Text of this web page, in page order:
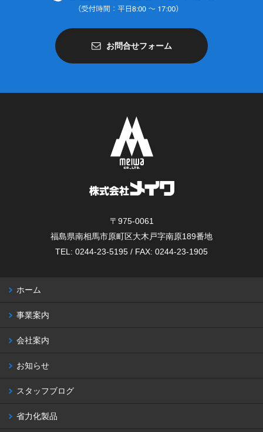
お問合せフォーム
〒975-0061
福島県南相馬市原町区大木戸字南原189番地
TEL: 0244-23-5195 / FAX: 0244-23-1905
ホーム
事業案内
会社案内
お知らせ
スタッフブログ
省力化製品